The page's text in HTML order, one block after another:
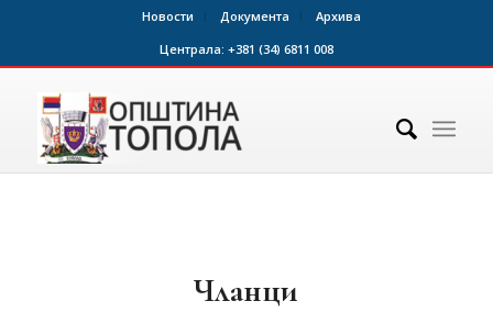
Новости Документа
Архива
Централа: +381 (34) 6811 008
Чланци